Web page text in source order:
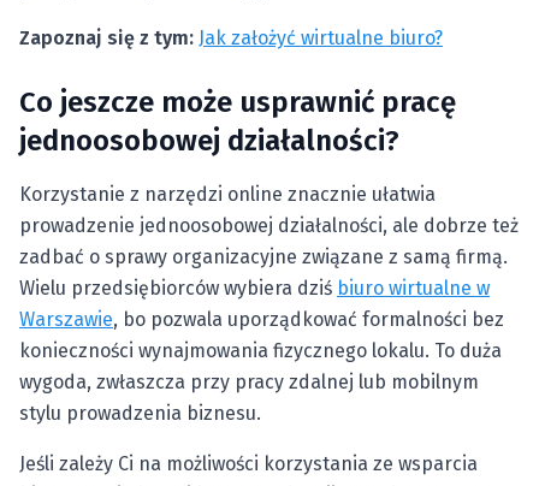
Zapoznaj się z tym: Jak założyć wirtualne biuro?
Co jeszcze może usprawnić pracę
jednoosobowej działalności?
Korzystanie z narzędzi online znacznie ułatwia
prowadzenie jednoosobowej działalności, ale dobrze też
zadbać o sprawy organizacyjne związane z samą firmą.
Wielu przedsiębiorców wybiera dziś biuro wirtualne w
Warszawie, bo pozwala uporządkować formalności bez
konieczności wynajmowania fizycznego lokalu. To duża
wygoda, zwłaszcza przy pracy zdalnej lub mobilnym
stylu prowadzenia biznesu.
Jeśli zależy Ci na możliwości korzystania ze wsparcia